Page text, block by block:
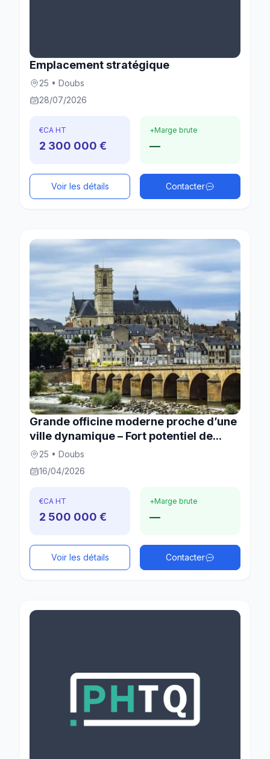
Emplacement stratégique
25 • Doubs
28/07/2026
€CA HT
2 300 000 €
+Marge brute
—
Voir les détails Contacter
Grande officine moderne proche d’une
ville dynamique – Fort potentiel de...
25 • Doubs
16/04/2026
€CA HT
2 500 000 €
+Marge brute
—
Voir les détails Contacter